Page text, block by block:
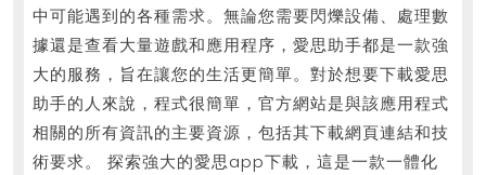
故
障
排
除
中可能遇到的各種需求。無論您需要閃爍設備、處理數
據還是查看大量遊戲和應用程序，愛思助手都是一款強
大的服務，旨在讓您的生活更簡單。對於想要下載愛思
助手的人來說，程式很簡單，官方網站是與該應用程式
相關的所有資訊的主要資源，包括其下載網頁連結和技
術要求。 探索強大的愛思app下載，這是一款一體化